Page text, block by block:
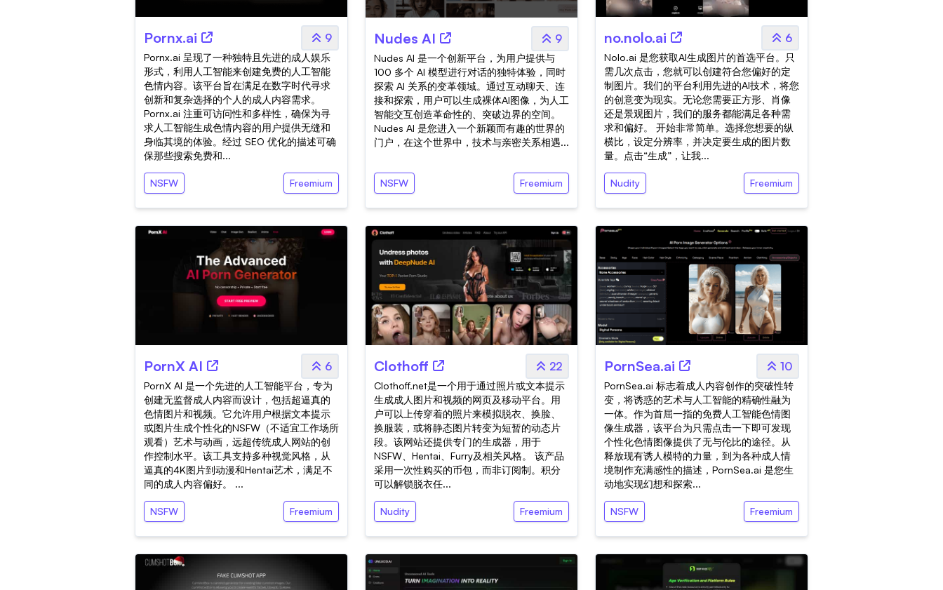
Pornx.ai 9
Pornx.ai 呈现了一种独特且先进的成人娱乐
形式，利用人工智能来创建免费的人工智能
色情内容。该平台旨在满足在数字时代寻求
创新和复杂选择的个人的成人内容需求。
Pornx.ai 注重可访问性和多样性，确保为寻
求人工智能生成色情内容的用户提供无缝和
身临其境的体验。经过 SEO 优化的描述可确
保那些搜索免费和...
NSFW Freemium
Nudes AI 9
Nudes AI 是一个创新平台，为用户提供与
100 多个 AI 模型进行对话的独特体验，同时
探索 AI 关系的变革领域。通过互动聊天、连
接和探索，用户可以生成裸体AI图像，为人工
智能交互创造革命性的、突破边界的空间。
Nudes AI 是您进入一个新颖而有趣的世界的
门户，在这个世界中，技术与亲密关系相遇...
NSFW Freemium
no.nolo.ai 6
Nolo.ai 是您获取AI生成图片的首选平台。只
需几次点击，您就可以创建符合您偏好的定
制图片。我们的平台利用先进的AI技术，将您
的创意变为现实。无论您需要正方形、肖像
还是景观图片，我们的服务都能满足各种需
求和偏好。 开始非常简单。选择您想要的纵
横比，设定分辨率，并决定要生成的图片数
量。点击“生成”，让我...
Nudity Freemium
PornX AI 6
PornX AI 是一个先进的人工智能平台，专为
创建无监督成人内容而设计，包括超逼真的
色情图片和视频。它允许用户根据文本提示
或图片生成个性化的NSFW（不适宜工作场所
观看）艺术与动画，远超传统成人网站的创
作控制水平。该工具支持多种视觉风格，从
逼真的4K图片到动漫和Hentai艺术，满足不
同的成人内容偏好。 ...
NSFW Freemium
Clothoff 22
Clothoff.net是一个用于通过照片或文本提示
生成成人图片和视频的网页及移动平台。用
户可以上传穿着的照片来模拟脱衣、换脸、
换服装，或将静态图片转变为短暂的动态片
段。该网站还提供专门的生成器，用于
NSFW、Hentai、Furry及相关风格。 该产品
采用一次性购买的币包，而非订阅制。积分
可以解锁脱衣任...
Nudity Freemium
PornSea.ai 10
PornSea.ai 标志着成人内容创作的突破性转
变，将诱惑的艺术与人工智能的精确性融为
一体。作为首屈一指的免费人工智能色情图
像生成器，该平台为只需点击一下即可发现
个性化色情图像提供了无与伦比的途径。从
释放现有诱人模特的力量，到为各种成人情
境制作充满感性的描述，PornSea.ai 是您生
动地实现幻想和探索...
NSFW Freemium